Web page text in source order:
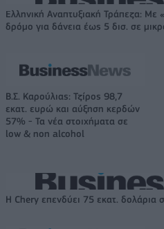
Ελληνική Αναπτυξιακή Τράπεζα: Με
δρόμο για δάνεια έως 5 δισ. σε
Β.Σ. Καρούλιας: Τζίρος 98,7
εκατ. ευρώ και αύξηση κερδών
57% - Τα νέα στοιχήματα σε
low & non alcohol
Η Chery επενδύει 75 εκατ. δολάρια